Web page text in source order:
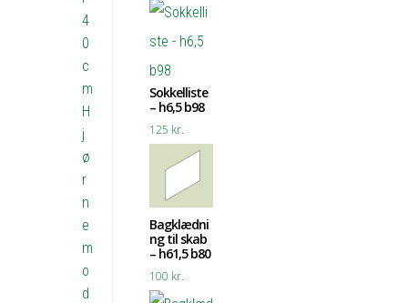
Sokkelliste
– h6,5 b98
125 kr.
Bagklædni
ng til skab
– h61,5 b80
100 kr.
4
0
c
m
H
j
ø
r
n
e
m
o
d